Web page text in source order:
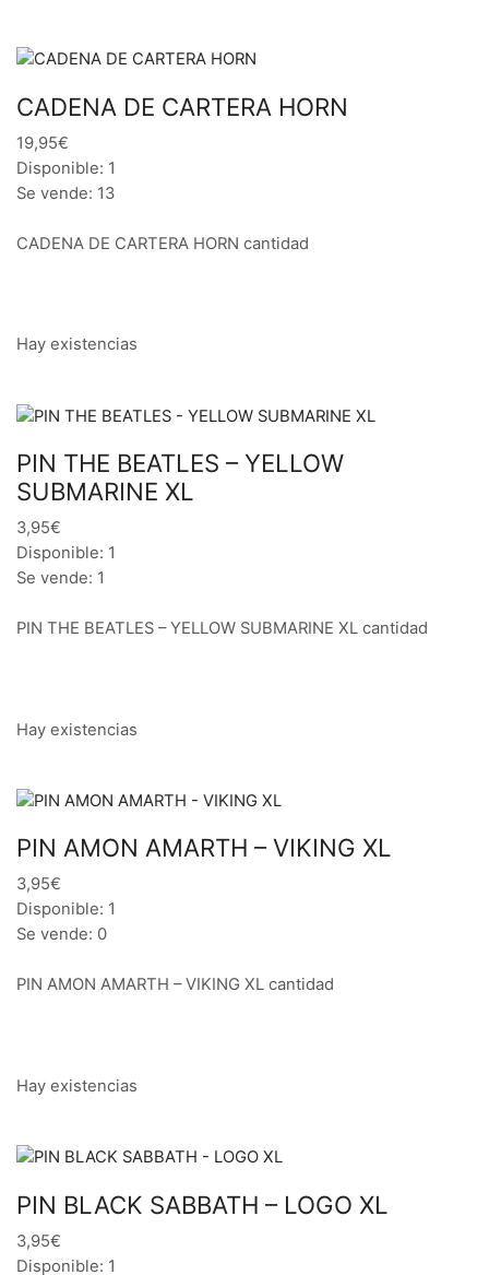
CADENA DE CARTERA HORN
19,95€
Disponible: 1
Se vende: 13
CADENA DE CARTERA HORN cantidad
Hay existencias
PIN THE BEATLES – YELLOW
SUBMARINE XL
3,95€
Disponible: 1
Se vende: 1
PIN THE BEATLES – YELLOW SUBMARINE XL cantidad
Hay existencias
PIN AMON AMARTH – VIKING XL
3,95€
Disponible: 1
Se vende: 0
PIN AMON AMARTH – VIKING XL cantidad
Hay existencias
PIN BLACK SABBATH – LOGO XL
3,95€
Disponible: 1